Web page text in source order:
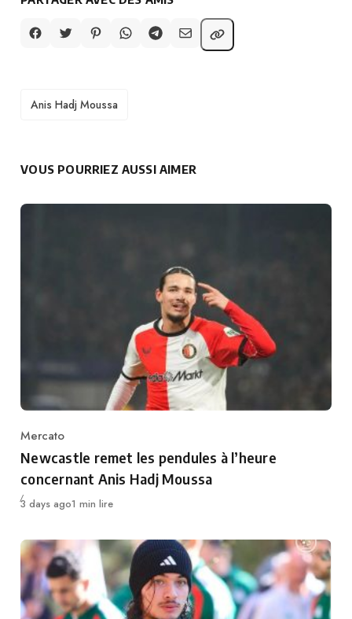
TAGS
Anis Hadj Moussa
VOUS POURRIEZ AUSSI AIMER
Category
Mercato
Newcastle remet les pendules à l’heure
concernant Anis Hadj Moussa
Publié
3 days ago1 min lire